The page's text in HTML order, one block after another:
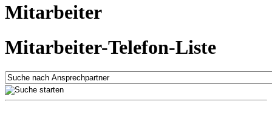
Mitarbeiter
Mitarbeiter-Telefon-Liste